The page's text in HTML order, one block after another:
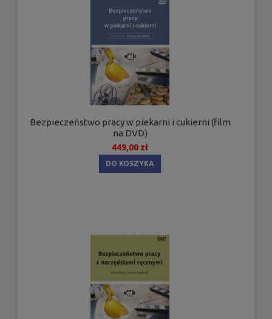
Bezpieczeństwo pracy w piekarni i cukierni (film
na DVD)
449,00 zł
DO KOSZYKA